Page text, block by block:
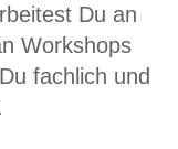
Du an
Workshops
fachlich und